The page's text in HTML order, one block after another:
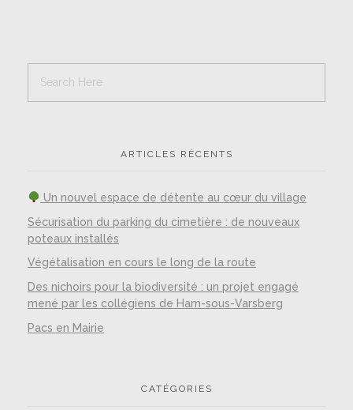
ARTICLES RÉCENTS
Un nouvel espace de détente au cœur du village
Sécurisation du parking du cimetière : de nouveaux
poteaux installés
Végétalisation en cours le long de la route
Des nichoirs pour la biodiversité : un projet engagé
mené par les collégiens de Ham-sous-Varsberg
Pacs en Mairie
CATÉGORIES